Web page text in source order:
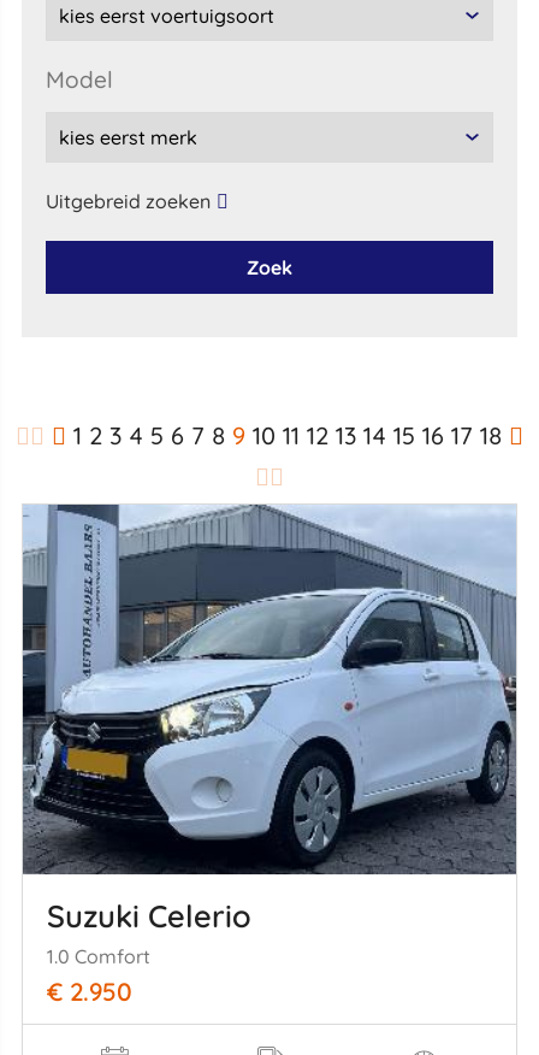
model
Uitgebreid zoeken
Zoek
1 2 3 4 5 6 7 8 9 10 11 12 13 14 15 16 17 18
Suzuki Celerio
1.0 Comfort
€ 2.950